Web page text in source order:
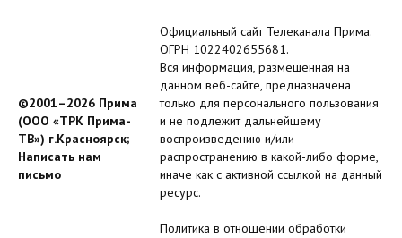
©2001–2026 Прима
(ООО «ТРК Прима-
ТВ») г.Красноярск;
Написать нам
письмо
Официальный сайт Телеканала Прима.
ОГРН 1022402655681.
Вся информация, размещенная на
данном веб-сайте, предназначена
только для персонального пользования
и не подлежит дальнейшему
воспроизведению и/или
распространению в какой-либо форме,
иначе как с активной ссылкой на данный
ресурс.
Политика в отношении обработки